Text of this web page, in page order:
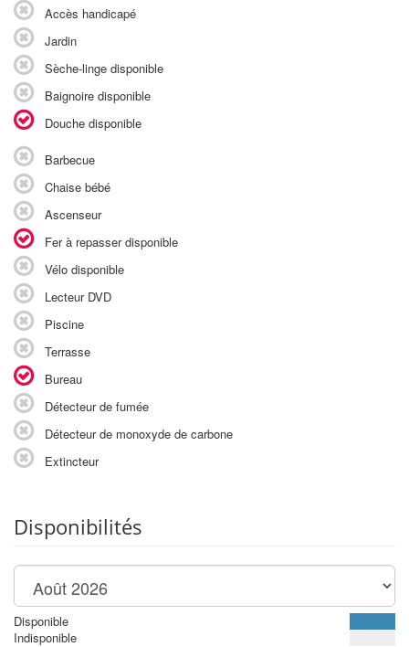
Accès handicapé
Jardin
Sèche-linge disponible
Baignoire disponible
Douche disponible
Barbecue
Chaise bébé
Ascenseur
Fer à repasser disponible
Vélo disponible
Lecteur DVD
Piscine
Terrasse
Bureau
Détecteur de fumée
Détecteur de monoxyde de carbone
Extincteur
Disponibilités
Disponible
Indisponible